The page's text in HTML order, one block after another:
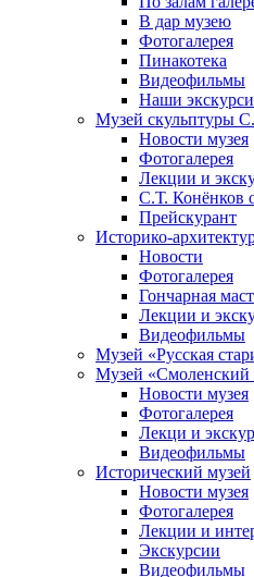
В дар музею
Фотогалерея
Пинакотека
Видеофильмы
Наши
Музей скульптуры
Новости музея
Фотогалерея
Лекции и
С.Т. Конёнков
Прейскурант
Историко-
Новости
Фотогалерея
Гончарная
Лекции и
Видеофильмы
Музей «Русская
Музей «Смоленский
Новости музея
Фотогалерея
Лекци и
Видеофильмы
Исторический музей
Новости музея
Фотогалерея
Лекции и
Экскурсии
Видеофильмы